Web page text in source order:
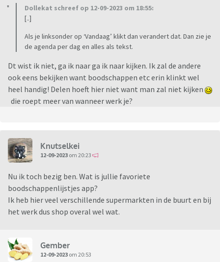
Dollekat schreef op 12-09-2023 om 18:55:
[..]
Als je linksonder op ‘Vandaag’ klikt dan verandert dat. Dan zie je
de agenda per dag en alles als tekst.
Dt wist ik niet, ga ik naar ga ik naar kijken. Ik zal de andere
ook eens bekijken want boodschappen etc erin klinkt wel
heel handig! Delen hoeft hier niet want man zal niet kijken
die roept meer van wanneer werk je?
Knutselkei
12-09-2023 om 20:23
Nu ik toch bezig ben. Wat is jullie favoriete
boodschappenlijstjes app?
Ik heb hier veel verschillende supermarkten in de buurt en bij
het werk dus shop overal wel wat.
Gember
12-09-2023 om 20:53